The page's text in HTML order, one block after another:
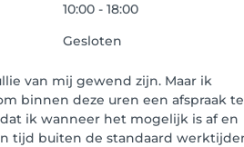
10:00 - 18:00
Gesloten
van mij gewend zijn. Maar ik
binnen deze uren een afspraak te
ik wanneer het mogelijk is af en
tijd buiten de standaard